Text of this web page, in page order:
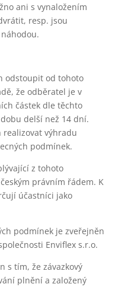
ani s vynaložením
resp. jsou
odstoupit od tohoto
že odběratel je v
částek dle těchto
delší než 14 dní.
realizovat výhradu
podmínek.
z tohoto
právním řádem. K
účastníci jako
podmínek je zveřejněn
Enviflex s.r.o.
s tím, že závazkový
plnění a založený